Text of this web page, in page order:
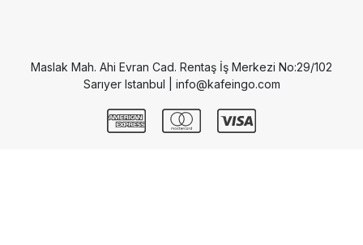
Maslak Mah. Ahi Evran Cad. Rentaş İş Merkezi No:29/102
Sarıyer Istanbul | info@kafeingo.com